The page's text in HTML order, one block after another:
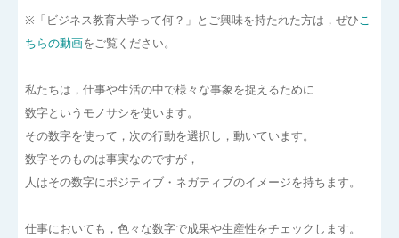
※「ビジネス教育大学って何？」とご興味を持たれた方は，ぜひこ
ちらの動画をご覧ください。
私たちは，仕事や生活の中で様々な事象を捉えるために
数字というモノサシを使います。
その数字を使って，次の行動を選択し，動いています。
数字そのものは事実なのですが，
人はその数字にポジティブ・ネガティブのイメージを持ちます。
仕事においても，色々な数字で成果や生産性をチェックします。